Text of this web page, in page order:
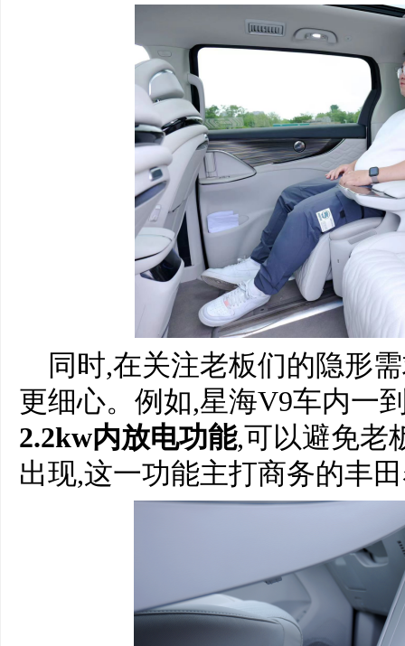
同时,在关注老板们的隐形
更细心。例如,星海V9车内一
2.2kw内放电功能,可以避免老
出现,这一功能主打商务的丰